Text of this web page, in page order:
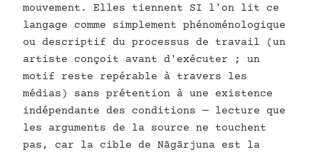
mouvement. Elles tiennent SI l'on lit ce
langage comme simplement phénoménologique
ou descriptif du processus de travail (un
artiste conçoit avant d'exécuter ; un
motif reste repérable à travers les
médias) sans prétention à une existence
indépendante des conditions — lecture que
les arguments de la source ne touchent
pas, car la cible de Nāgārjuna est la